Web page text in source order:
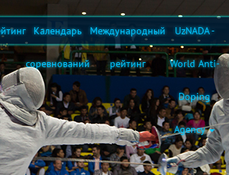
Календарь
соревнований
Международный
рейтинг
UzNADA -
World Anti-
Doping
Agency